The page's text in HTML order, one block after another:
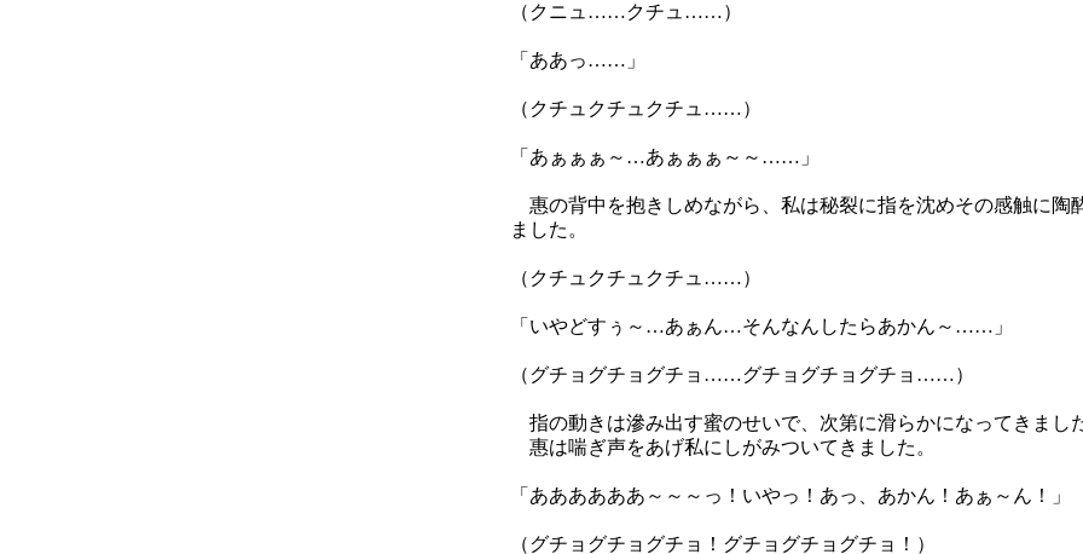
（クニュ……クチュ……）
「ああっ……」
（クチュクチュクチュ……）
「あぁぁぁ～…あぁぁぁ～～……」
惠の背中を抱きしめながら、私は秘裂に指を沈めその感触に陶
ました。
（クチュクチュクチュ……）
「いやどすぅ～…あぁん…そんなんしたらあかん～……」
（グチョグチョグチョ……グチョグチョグチョ……）
指の動きは滲み出す蜜のせいで、次第に滑らかになってきまし
惠は喘ぎ声をあげ私にしがみついてきました。
「ああああああ～～～っ！いやっ！あっ、あかん！あぁ～ん！」
（グチョグチョグチョ！グチョグチョグチョ！）